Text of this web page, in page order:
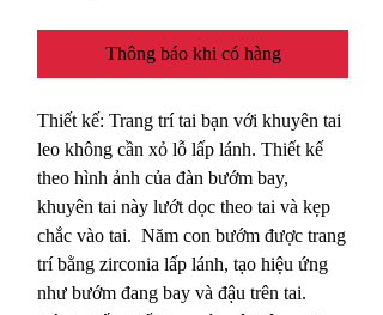
Thông báo khi có hàng
Thiết kế: Trang trí tai bạn với khuyên tai
leo không cần xỏ lỗ lấp lánh. Thiết kế
theo hình ảnh của đàn bướm bay,
khuyên tai này lướt dọc theo tai và kẹp
chắc vào tai. Năm con bướm được trang
trí bằng zirconia lấp lánh, tạo hiệu ứng
như bướm đang bay và đậu trên tai.